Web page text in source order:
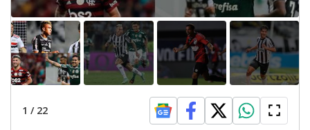
1 / 22